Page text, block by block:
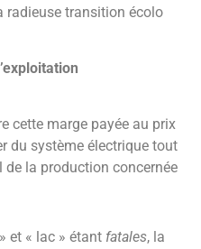
radieuse transition écolo
cette marge payée au prix
du système électrique tout
de la production concernée
et « lac » étant fatales, la